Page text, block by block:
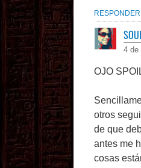
RESPONDER
4 de
OJO
otros
de que
antes me
cosas